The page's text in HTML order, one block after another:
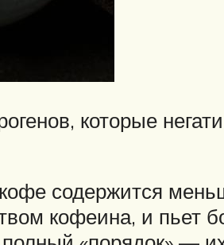
которые
содержится
кофеина, и пьет